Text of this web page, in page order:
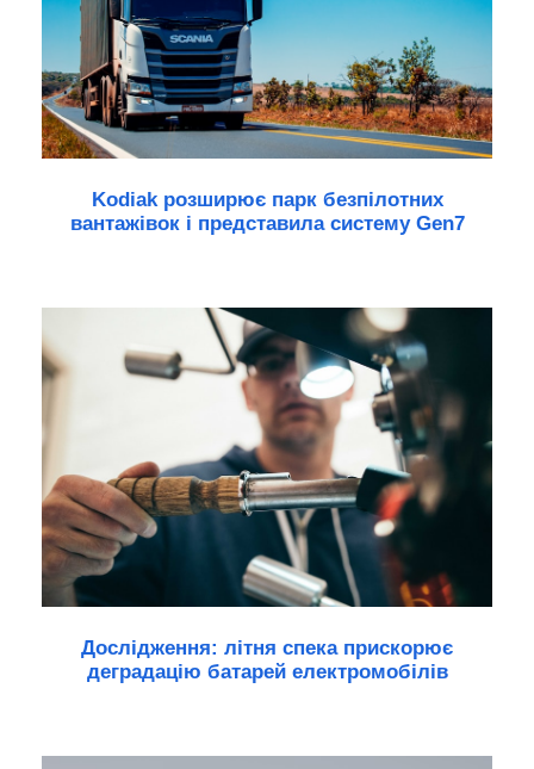
Kodiak розширює парк безпілотних
вантажівок і представила систему Gen7
Дослідження: літня спека прискорює
деградацію батарей електромобілів